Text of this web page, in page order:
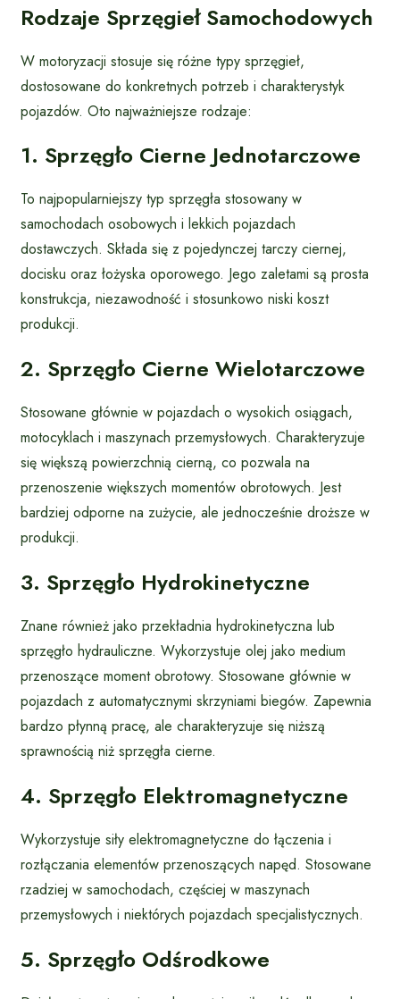
Rodzaje Sprzęgieł Samochodowych
W motoryzacji stosuje się różne typy sprzęgieł,
dostosowane do konkretnych potrzeb i charakterystyk
pojazdów. Oto najważniejsze rodzaje:
1. Sprzęgło Cierne Jednotarczowe
To najpopularniejszy typ sprzęgła stosowany w
samochodach osobowych i lekkich pojazdach
dostawczych. Składa się z pojedynczej tarczy ciernej,
docisku oraz łożyska oporowego. Jego zaletami są prosta
konstrukcja, niezawodność i stosunkowo niski koszt
produkcji.
2. Sprzęgło Cierne Wielotarczowe
Stosowane głównie w pojazdach o wysokich osiągach,
motocyklach i maszynach przemysłowych. Charakteryzuje
się większą powierzchnią cierną, co pozwala na
przenoszenie większych momentów obrotowych. Jest
bardziej odporne na zużycie, ale jednocześnie droższe w
produkcji.
3. Sprzęgło Hydrokinetyczne
Znane również jako przekładnia hydrokinetyczna lub
sprzęgło hydrauliczne. Wykorzystuje olej jako medium
przenoszące moment obrotowy. Stosowane głównie w
pojazdach z automatycznymi skrzyniami biegów. Zapewnia
bardzo płynną pracę, ale charakteryzuje się niższą
sprawnością niż sprzęgła cierne.
4. Sprzęgło Elektromagnetyczne
Wykorzystuje siły elektromagnetyczne do łączenia i
rozłączania elementów przenoszących napęd. Stosowane
rzadziej w samochodach, częściej w maszynach
przemysłowych i niektórych pojazdach specjalistycznych.
5. Sprzęgło Odśrodkowe